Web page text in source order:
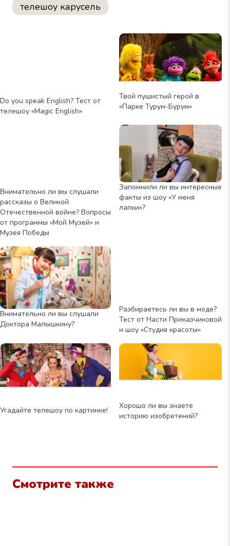
телешоу карусель
Do you speak English? Тест от
телешоу «Magic English»
Твой пушистый герой в
«Парке Турум-Бурум»
Внимательно ли вы слушали
рассказы о Великой
Отечественной войне? Вопросы
от программы «Мой Музей» и
Музея Победы
Запомнили ли вы интересные
факты из шоу «У меня
лапки»?
Внимательно ли вы слушали
Доктора Малышкину?
Разбираетесь ли вы в моде?
Тест от Насти Приказчиковой
и шоу «Студия красоты»
Угадайте телешоу по картинке!
Хорошо ли вы знаете
историю изобретений?
Смотрите также